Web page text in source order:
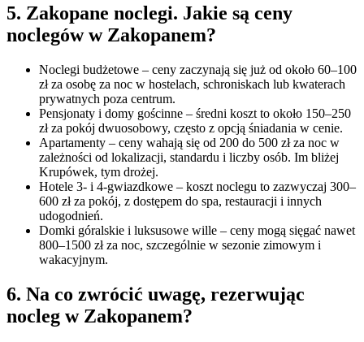
5. Zakopane noclegi. Jakie są ceny
noclegów w Zakopanem?
Noclegi budżetowe – ceny zaczynają się już od około 60–100
zł za osobę za noc w hostelach, schroniskach lub kwaterach
prywatnych poza centrum.
Pensjonaty i domy gościnne – średni koszt to około 150–250
zł za pokój dwuosobowy, często z opcją śniadania w cenie.
Apartamenty – ceny wahają się od 200 do 500 zł za noc w
zależności od lokalizacji, standardu i liczby osób. Im bliżej
Krupówek, tym drożej.
Hotele 3- i 4-gwiazdkowe – koszt noclegu to zazwyczaj 300–
600 zł za pokój, z dostępem do spa, restauracji i innych
udogodnień.
Domki góralskie i luksusowe wille – ceny mogą sięgać nawet
800–1500 zł za noc, szczególnie w sezonie zimowym i
wakacyjnym.
6. Na co zwrócić uwagę, rezerwując
nocleg w Zakopanem?